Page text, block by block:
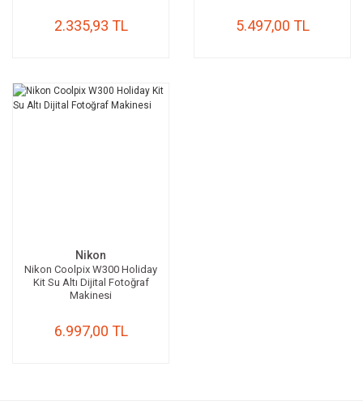
2.335,93 TL 5.497,00 TL
Nikon
Nikon Coolpix W300 Holiday
Kit Su Altı Dijital Fotoğraf
Makinesi
6.997,00 TL